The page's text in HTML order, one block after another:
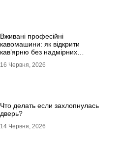
Вживані професійні
кавомашини: як відкрити
кав’ярню без надмірних
16 Червня, 2026
Что делать если захлопнулась
дверь?
14 Червня, 2026